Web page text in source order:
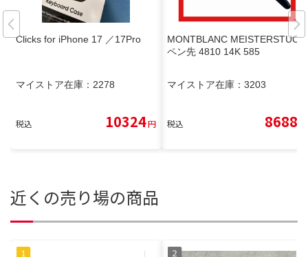
Clicks for iPhone 17 ／17Pro
マイストア在庫： 2278
税込 10324円
MONTBLANC MEISTERSTUCK
ペン先 4810 14K 585
マイストア在庫： 3203
税込 8688
近くの売り場の商品